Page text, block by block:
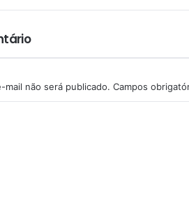
não será publicado. Campos